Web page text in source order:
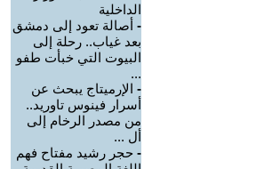
الداخلية
- أصالة تعود إلى دمشق
بعد غياب.. رحلة إلى
البيوت التي خبأت طفو
...
- الإرميتاج يبحث عن
أسرار فينوس تاوريد..
من مصدر الرخام إلى
أل ...
- حجر رشيد مفتاح فهم